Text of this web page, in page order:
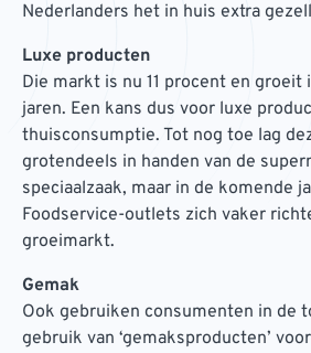
Nederlanders het in huis extra
Luxe producten
Die markt is nu 11 procent en groeit
jaren. Een kans dus voor luxe
thuisconsumptie. Tot nog toe lag
grotendeels in handen van de
speciaalzaak, maar in de komende
Foodservice-outlets zich vaker
groeimarkt.
Gemak
Ook gebruiken consumenten in de
gebruik van ‘gemaksproducten’